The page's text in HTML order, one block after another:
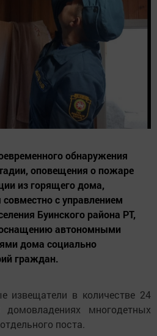
обнаружения
оповещения о пожаре
из горящего дома,
с управлением
Буинского района РТ,
автономными
дома социально
граждан.
извещатели в количестве 24
многодетных
поста.